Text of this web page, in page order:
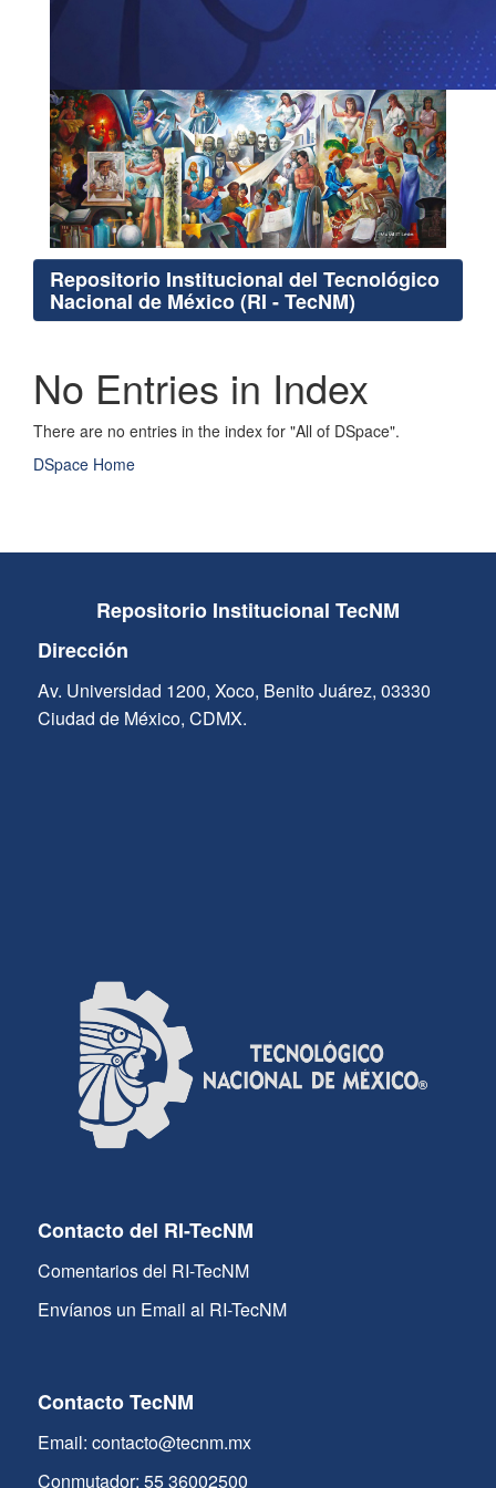
Repositorio Institucional del Tecnológico
Nacional de México (RI - TecNM)
No Entries in Index
There are no entries in the index for "All of DSpace".
DSpace Home
Repositorio Institucional TecNM
Dirección
Av. Universidad 1200, Xoco, Benito Juárez, 03330
Ciudad de México, CDMX.
Contacto del RI-TecNM
Comentarios del RI-TecNM
Envíanos un Email al RI-TecNM
Contacto TecNM
Email: contacto@tecnm.mx
Conmutador: 55 36002500